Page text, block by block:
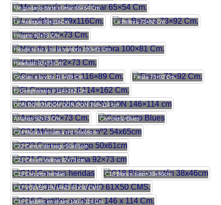
Me gustaría darte el lmar 65×54 Cm.
Le métèque 89x116Cm. La Belleza 73×92 Cm.
Imagine 92×73 Cm.
Hijo de la luz y de la sombra 100×81 Cm.
Hallelujah 92×73 Cm.
Gracias a la vida 116×89 Cm. Fiesta 73×92 Cm.
El Compromiso II 114×162 Cm.
DON DORONDON DON DON 146×114 cm
Asturias 92×73 Cm. Con-cierto Blues
C24 Música acuática nº2 54x65cm
C22 Carros de fuego 50x61cm
C21 Cita en Vailima 92×73 cm
C19 Con tres heridas C18 Blanco satén 38x46cm
C17 VOLVER EN VINO 61X50 CMS.
C16 Castillos en el aire 146 x 114 Cm.